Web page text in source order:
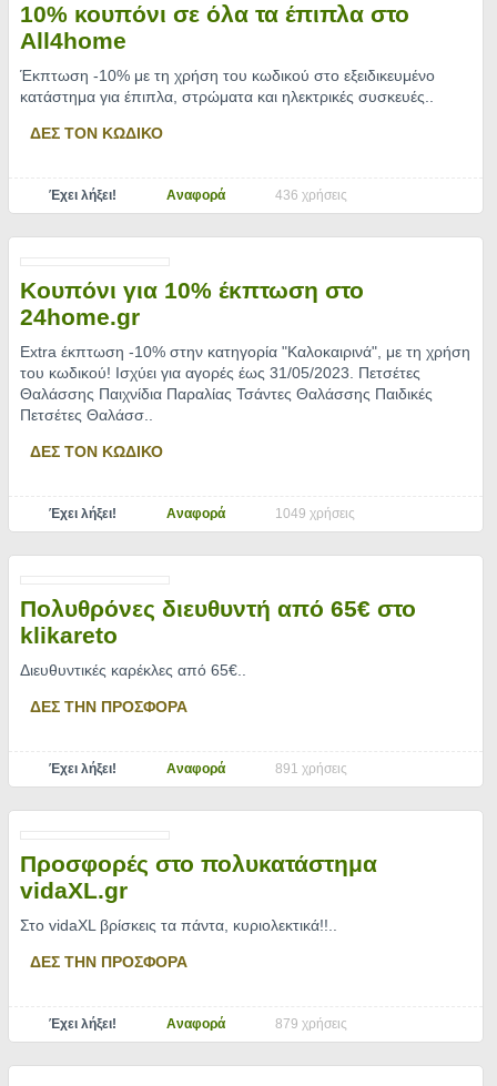
10% κουπόνι σε όλα τα έπιπλα στο
All4home
Έκπτωση -10% με τη χρήση του κωδικού στο εξειδικευμένο
κατάστημα για έπιπλα, στρώματα και ηλεκτρικές συσκευές
ΔΕΣ ΤΟΝ ΚΩΔΙΚΟ
Έχει λήξει! Αναφορά 436 χρήσεις
Κουπόνι για 10% έκπτωση στο
24home.gr
Extra έκπτωση -10% στην κατηγορία "Καλοκαιρινά", με τη χρήση
του κωδικού! Ισχύει για αγορές έως 31/05/2023. Πετσέτες
Θαλάσσης Παιχνίδια Παραλίας Τσάντες Θαλάσσης Παιδικές
Πετσέτες Θαλάσσ..
ΔΕΣ ΤΟΝ ΚΩΔΙΚΟ
Έχει λήξει! Αναφορά 1049 χρήσεις
Πολυθρόνες διευθυντή από 65€ στο
klikareto
Διευθυντικές καρέκλες από 65€..
ΔΕΣ ΤΗΝ ΠΡΟΣΦΟΡΑ
Έχει λήξει! Αναφορά 891 χρήσεις
Προσφορές στο πολυκατάστημα
vidaXL.gr
Στο vidaXL βρίσκεις τα πάντα, κυριολεκτικά!!
ΔΕΣ ΤΗΝ ΠΡΟΣΦΟΡΑ
Έχει λήξει! Αναφορά 879 χρήσεις